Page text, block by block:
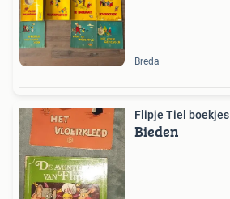
Breda
Flipje Tiel boekjes
Bieden